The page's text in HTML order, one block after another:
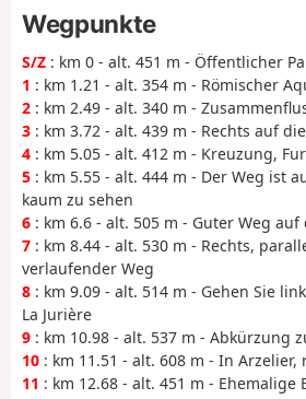
Wegpunkte
S/Z : km 0 - alt. 451 m - Öffentlicher
1 : km 1.21 - alt. 354 m - Römischer
2 : km 2.49 - alt. 340 m -
3 : km 3.72 - alt. 439 m - Rechts auf
4 : km 5.05 - alt. 412 m - Kreuzung,
5 : km 5.55 - alt. 444 m - Der Weg ist
kaum zu sehen
6 : km 6.6 - alt. 505 m - Guter Weg
7 : km 8.44 - alt. 530 m - Rechts,
verlaufender Weg
8 : km 9.09 - alt. 514 m - Gehen Sie
La Jurière
9 : km 10.98 - alt. 537 m - Abkürzung
10 : km 11.51 - alt. 608 m - In Arzelier,
11 : km 12.68 - alt. 451 m - Ehemalige